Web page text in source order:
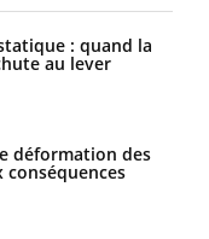
: quand la
au lever
déformation des
conséquences